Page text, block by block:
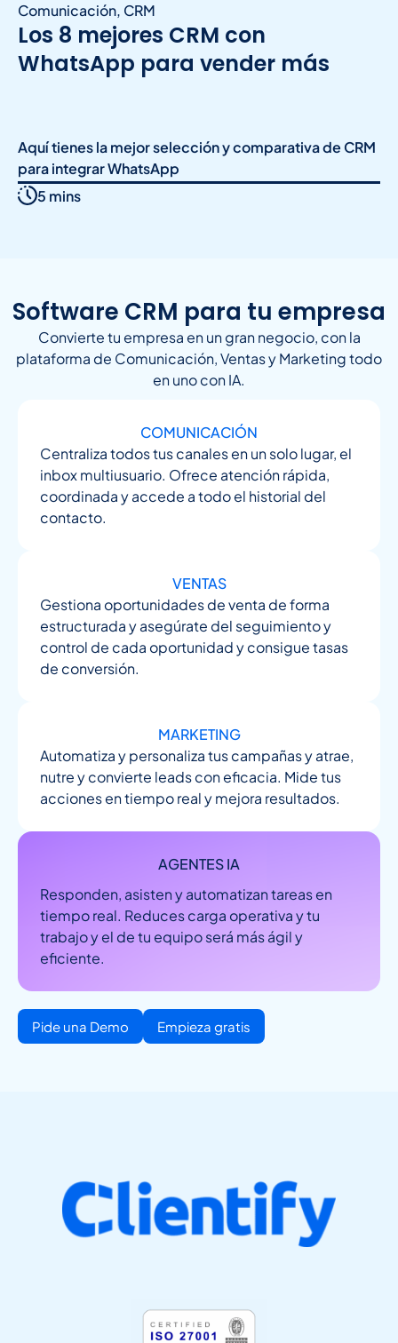
Comunicación, CRM
Los 8 mejores CRM con
WhatsApp para vender más
Aquí tienes la mejor selección y comparativa de CRM
para integrar WhatsApp
5 mins
Software CRM para tu empresa
Convierte tu empresa en un gran negocio, con la
plataforma de Comunicación, Ventas y Marketing todo
en uno con IA.
COMUNICACIÓN
Centraliza todos tus canales en un solo lugar, el
inbox multiusuario. Ofrece atención rápida,
coordinada y accede a todo el historial del
contacto.
VENTAS
Gestiona oportunidades de venta de forma
estructurada y asegúrate del seguimiento y
control de cada oportunidad y consigue tasas
de conversión.
MARKETING
Automatiza y personaliza tus campañas y atrae,
nutre y convierte leads con eficacia. Mide tus
acciones en tiempo real y mejora resultados.
AGENTES IA
Responden, asisten y automatizan tareas en
tiempo real. Reduces carga operativa y tu
trabajo y el de tu equipo será más ágil y
eficiente.
Pide una Demo Empieza gratis